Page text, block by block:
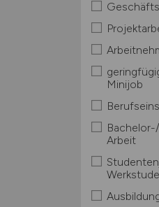
Minijob
Arbeit